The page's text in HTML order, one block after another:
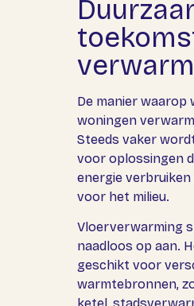
De manier waarop
woningen
Steeds vaker
voor oplossingen
energie
voor het milieu.
Vloerverwarming
naadloos op aan.
geschikt voor
warmtebronnen,